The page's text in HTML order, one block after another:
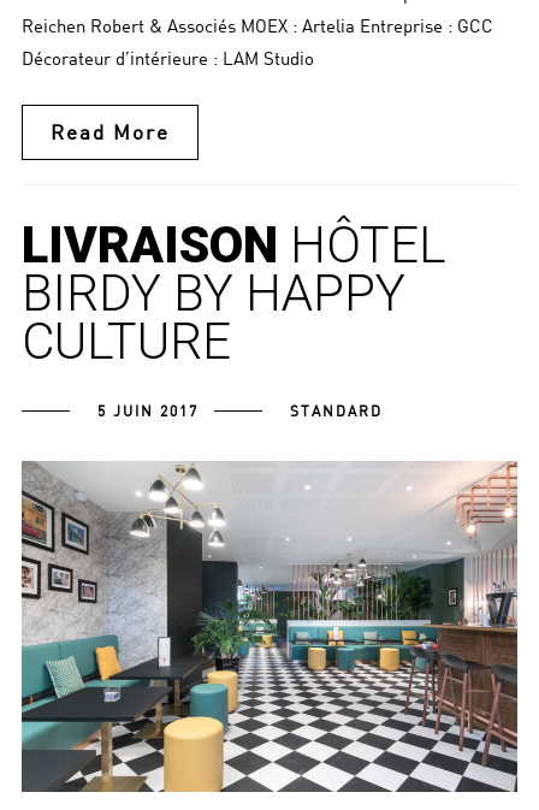
Reichen Robert & Associés MOEX : Artelia Entreprise : GCC
Décorateur d’intérieure : LAM Studio
Read More
LIVRAISON HÔTEL
BIRDY BY HAPPY
CULTURE
5 JUIN 2017 STANDARD